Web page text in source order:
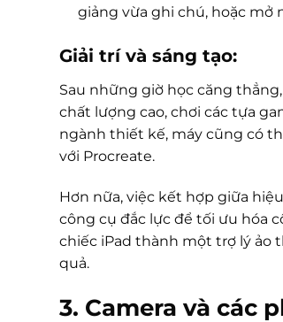
giảng vừa ghi chú, hoặc mở
Giải trí và sáng tạo:
Sau những giờ học căng thẳng,
chất lượng cao, chơi các tựa
ngành thiết kế, máy cũng có
với Procreate.
Hơn nữa, việc kết hợp giữa
công cụ đắc lực để tối ưu hóa
chiếc iPad thành một trợ lý ảo
quả.
3. Camera và các